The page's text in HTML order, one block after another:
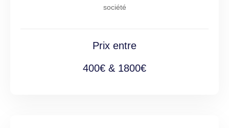
société
Prix entre
400€ & 1800€